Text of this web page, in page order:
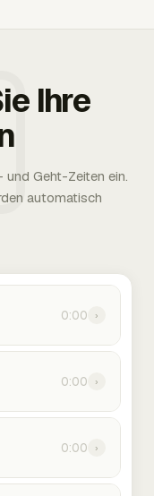
Ihre
und Geht-Zeiten ein.
automatisch
0:00 ›
0:00 ›
0:00 ›